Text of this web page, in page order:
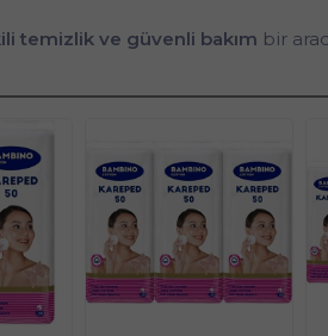
temizlik ve güvenli bakım bir